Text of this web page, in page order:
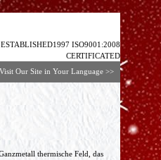
ESTABLISHED1997 ISO9001:2008
CERTIFICATED
Visit Our Site in Your Language >>
thermische Feld, das